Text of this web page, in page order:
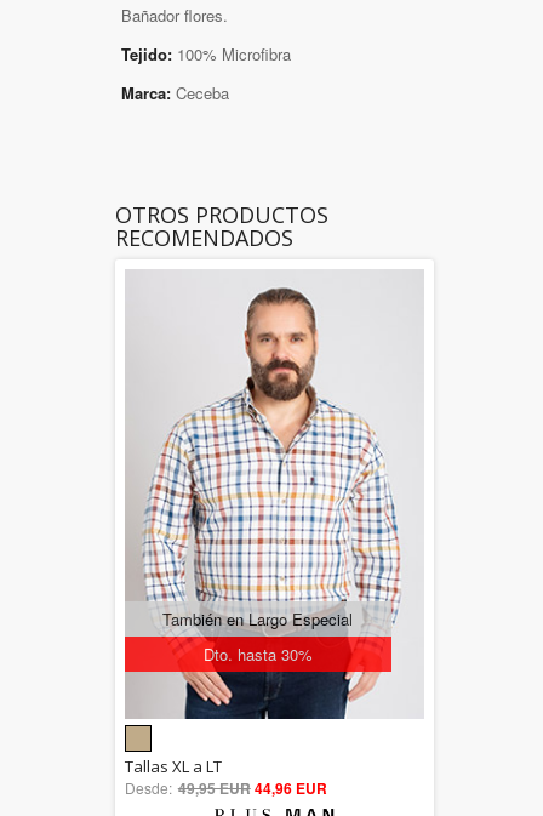
Bañador flores.
Tejido: 100% Microfibra
Marca: Ceceba
OTROS PRODUCTOS
RECOMENDADOS
Dto. hasta 30%
También en Largo Especial
out of 5
Tallas XL a LT
Desde: 49,95 EUR44,96 EUR